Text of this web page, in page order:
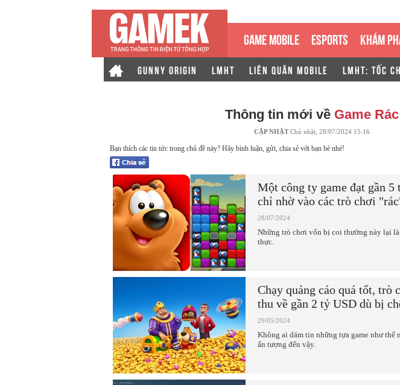
GAME MOBILE ESPORTS KHÁM
GUNNY ORIGIN LMHT LIÊN QUÂN MOBILE LMHT: TỐC
Thông tin mới về Game Rác
CẬP NHẬTChủ nhật, 28/07/2024 15:16
Bạn thích các tin tức trong chủ đề này? Hãy bình luận, gửi, chia sẻ với bạn bè nhé!
Một công ty game đạt gần 5
chỉ nhờ vào các trò chơi
28/07/2024
Những trò chơi vốn bị coi thường này lại
thực.
Chạy quảng cáo quá tốt, trò
thu về gần 2 tỷ USD dù bị
29/05/2024
Không ai dám tin những tựa game như thế
ấn tượng đến vậy.